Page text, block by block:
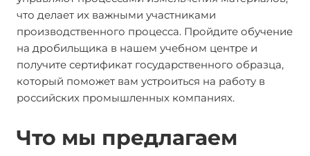
что делает их важными участниками
производственного процесса. Пройдите обучение
на дробильщика в нашем учебном центре и
получите сертификат государственного образца,
который поможет вам устроиться на работу в
российских промышленных компаниях.
Что мы предлагаем